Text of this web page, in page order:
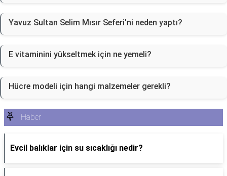
Yavuz Sultan Selim Mısır Seferi'ni neden yaptı?
E vitaminini yükseltmek için ne yemeli?
Hücre modeli için hangi malzemeler gerekli?
Haber
Evcil balıklar için su sıcaklığı nedir?